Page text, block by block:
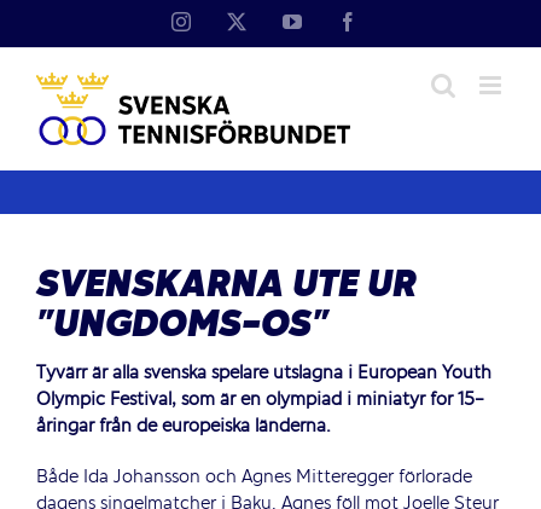
Instagram YouTube
SVENSKARNA UTE UR
”UNGDOMS-OS”
Tyvärr är alla svenska spelare utslagna i European Youth
Olympic Festival, som är en olympiad i miniatyr för 15-
åringar från de europeiska länderna.
Både Ida Johansson och Agnes Mitteregger förlorade